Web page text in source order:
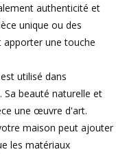
authenticité et
unique ou des
apporter une touche
utilisé dans
Sa beauté naturelle et
une œuvre d'art.
maison peut ajouter
les matériaux